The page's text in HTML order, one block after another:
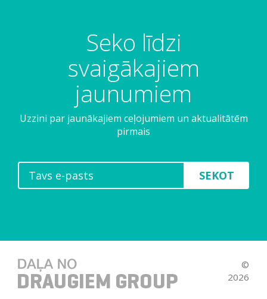
Seko līdzi
svaigākajiem
jaunumiem
Uzzini par jaunākajiem ceļojumiem un aktualitātēm
pirmais
SEKOT
©
2026